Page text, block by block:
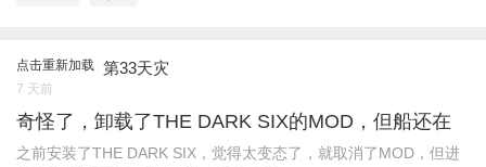
点击重新加载 第33天灾
7 天前
奇怪了，卸载了THE DARK SIX的MOD，但船还在
之前安装了THE DARK SIX，觉得太变态了，就取消了MOD，但进